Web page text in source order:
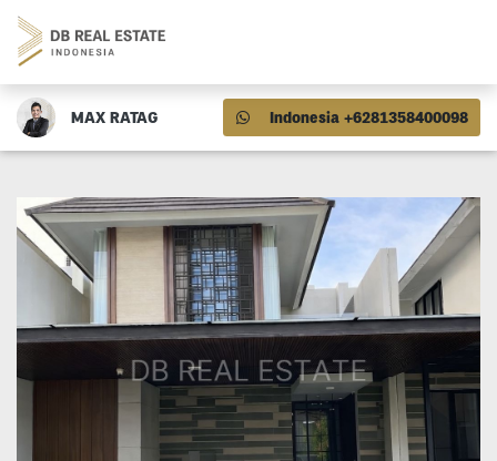
MAX RATAG Indonesia +6281358400098